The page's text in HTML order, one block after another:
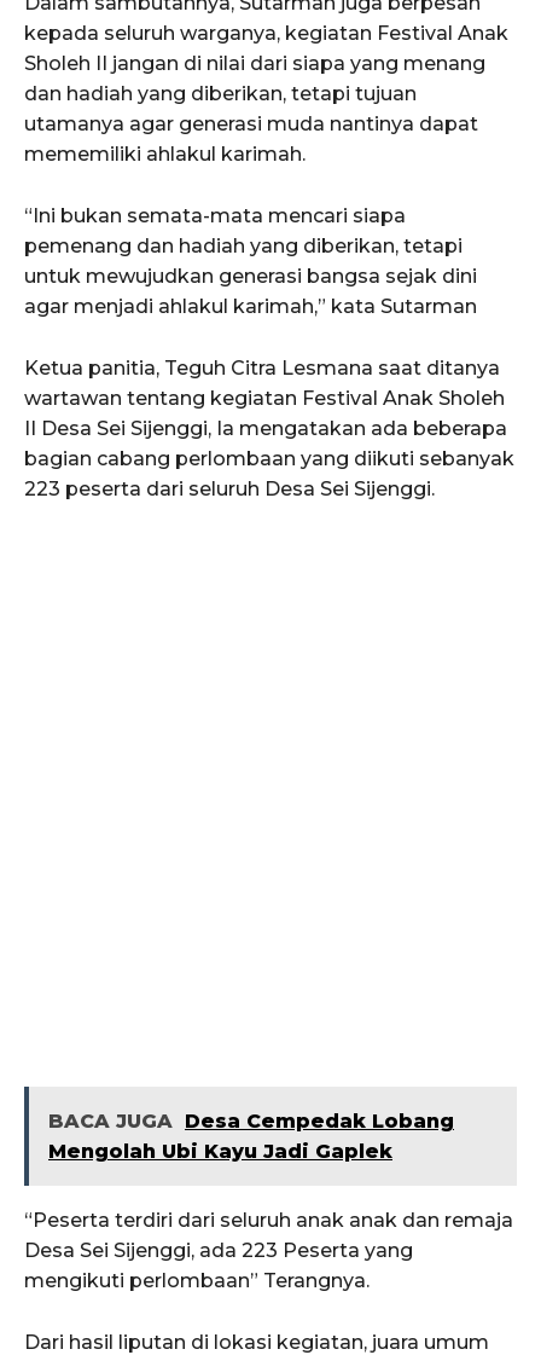
kepada seluruh warganya, kegiatan Festival Anak
Sholeh II jangan di nilai dari siapa yang menang
dan hadiah yang diberikan, tetapi tujuan
utamanya agar generasi muda nantinya dapat
mememiliki ahlakul karimah.
“Ini bukan semata-mata mencari siapa
pemenang dan hadiah yang diberikan, tetapi
untuk mewujudkan generasi bangsa sejak dini
agar menjadi ahlakul karimah,” kata Sutarman
Ketua panitia, Teguh Citra Lesmana saat ditanya
wartawan tentang kegiatan Festival Anak Sholeh
II Desa Sei Sijenggi, Ia mengatakan ada beberapa
bagian cabang perlombaan yang diikuti sebanyak
223 peserta dari seluruh Desa Sei Sijenggi.
BACA JUGA Desa Cempedak Lobang
Mengolah Ubi Kayu Jadi Gaplek
“Peserta terdiri dari seluruh anak anak dan remaja
Desa Sei Sijenggi, ada 223 Peserta yang
mengikuti perlombaan” Terangnya.
Dari hasil liputan di lokasi kegiatan, juara umum